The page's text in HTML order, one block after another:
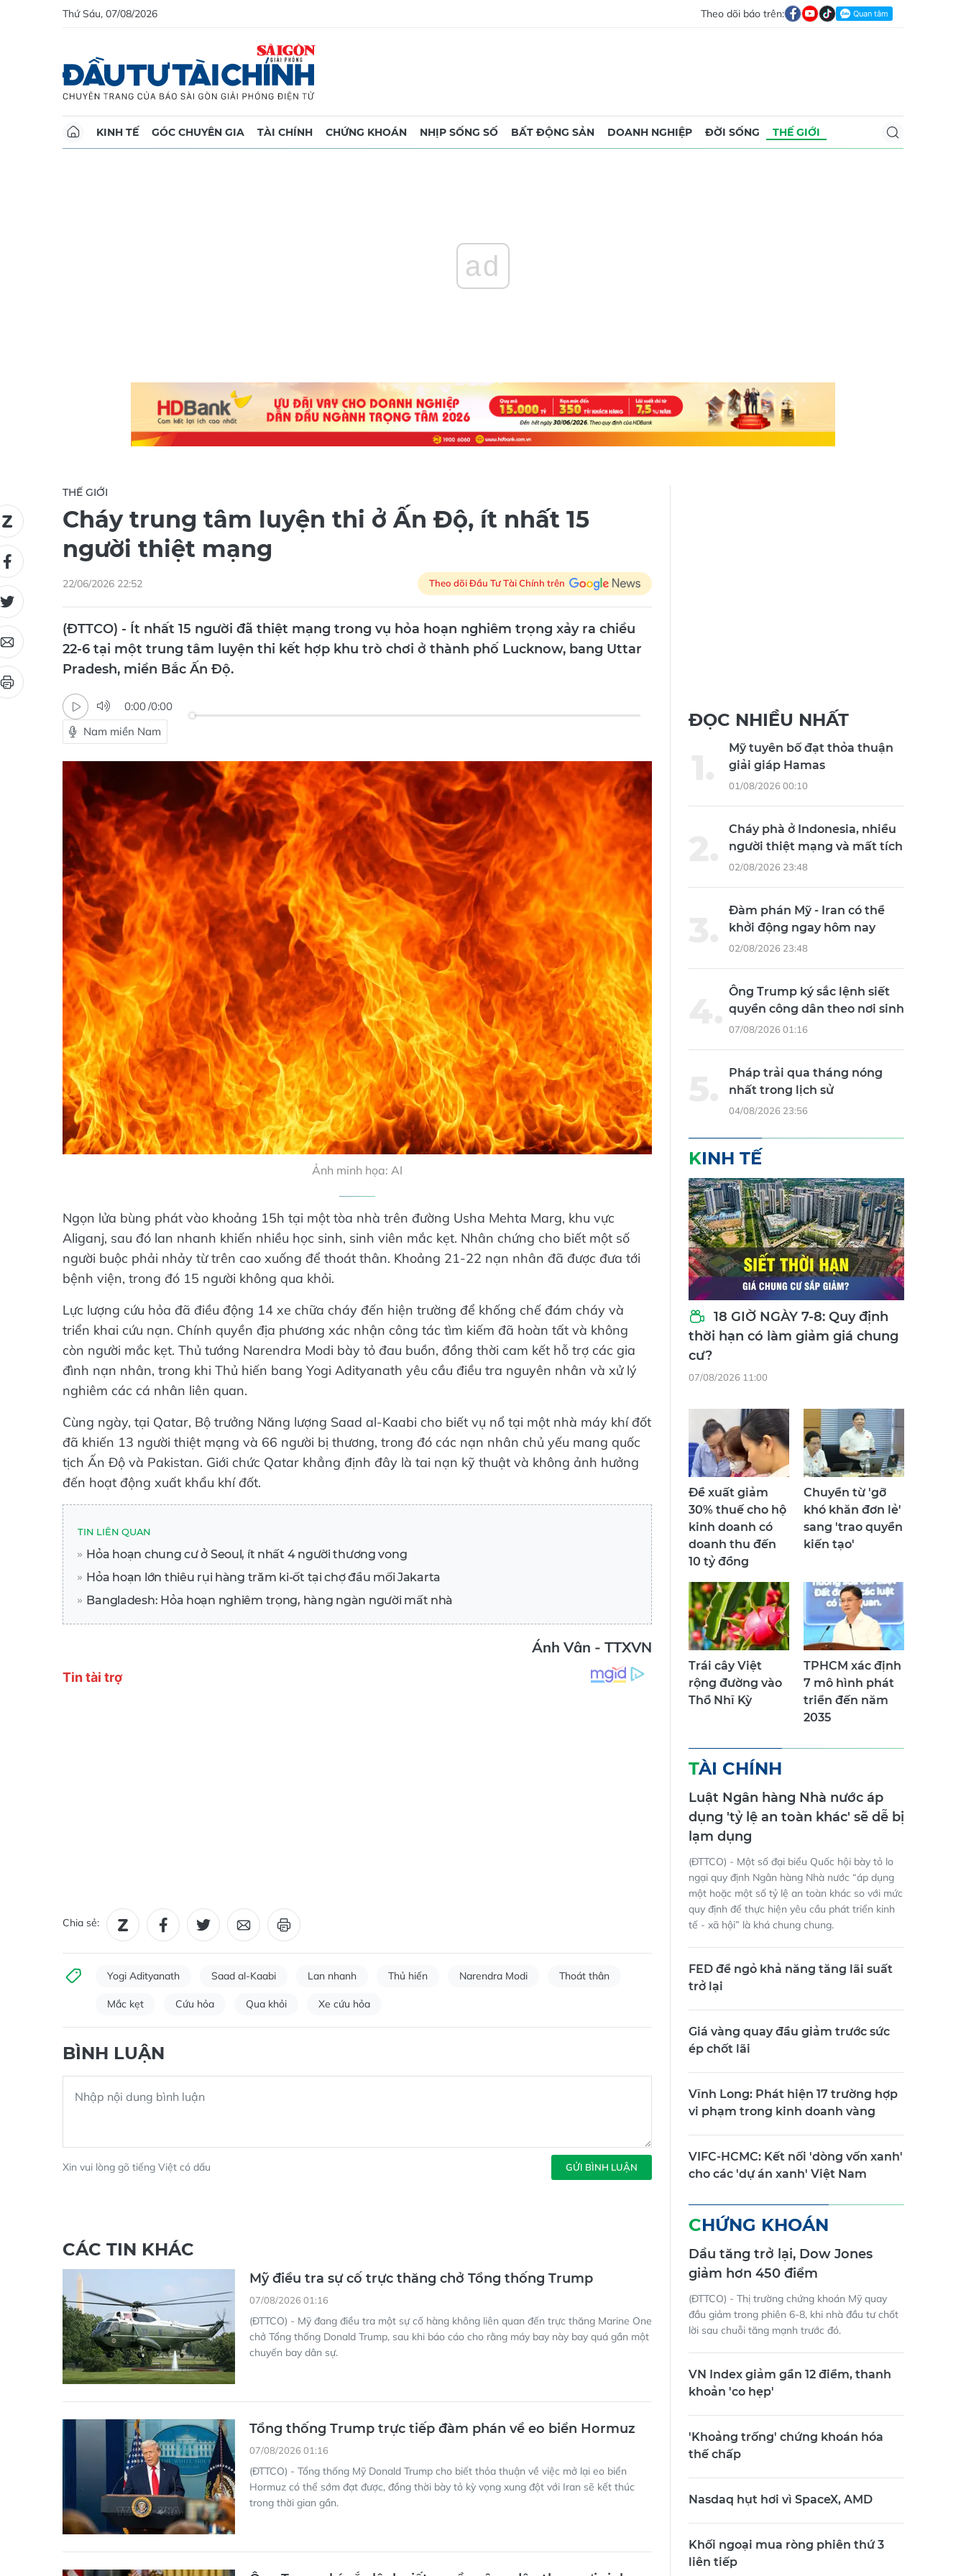
Thứ Sáu, 07/08/2026 Theo dõi báo trên:
KINH TẾ GÓC CHUYÊN GIA TÀI CHÍNH CHỨNG KHOÁN NHỊP SỐNG SỐ BẤT ĐỘNG SẢN DOANH NGHIỆP ĐỜI SỐNG THẾ GIỚI
ad
THẾ GIỚI
Cháy trung tâm luyện thi ở Ấn Độ, ít nhất 15
người thiệt mạng
22/06/2026 22:52 Theo dõi Đầu Tư Tài Chính trên
(ĐTTCO) - Ít nhất 15 người đã thiệt mạng trong vụ hỏa hoạn nghiêm trọng xảy ra chiều
22-6 tại một trung tâm luyện thi kết hợp khu trò chơi ở thành phố Lucknow, bang Uttar
Pradesh, miền Bắc Ấn Độ.
0:00/0:00
Nam miền Nam
Ảnh minh họa: AI
Ngọn lửa bùng phát vào khoảng 15h tại một tòa nhà trên đường Usha Mehta Marg, khu vực
Aliganj, sau đó lan nhanh khiến nhiều học sinh, sinh viên mắc kẹt. Nhân chứng cho biết một số
người buộc phải nhảy từ trên cao xuống để thoát thân. Khoảng 21-22 nạn nhân đã được đưa tới
bệnh viện, trong đó 15 người không qua khỏi.
Lực lượng cứu hỏa đã điều động 14 xe chữa cháy đến hiện trường để khống chế đám cháy và
triển khai cứu nạn. Chính quyền địa phương xác nhận công tác tìm kiếm đã hoàn tất và không
còn người mắc kẹt. Thủ tướng Narendra Modi bày tỏ đau buồn, đồng thời cam kết hỗ trợ các gia
đình nạn nhân, trong khi Thủ hiến bang Yogi Adityanath yêu cầu điều tra nguyên nhân và xử lý
nghiêm các cá nhân liên quan.
Cùng ngày, tại Qatar, Bộ trưởng Năng lượng Saad al-Kaabi cho biết vụ nổ tại một nhà máy khí đốt
đã khiến 13 người thiệt mạng và 66 người bị thương, trong đó các nạn nhân chủ yếu mang quốc
tịch Ấn Độ và Pakistan. Giới chức Qatar khẳng định đây là tai nạn kỹ thuật và không ảnh hưởng
đến hoạt động xuất khẩu khí đốt.
TIN LIÊN QUAN
Hỏa hoạn chung cư ở Seoul, ít nhất 4 người thương vong
Hỏa hoạn lớn thiêu rụi hàng trăm ki-ốt tại chợ đầu mối Jakarta
Bangladesh: Hỏa hoạn nghiêm trọng, hàng ngàn người mất nhà
Ánh Vân - TTXVN
Chia sẻ:
Yogi Adityanath Saad al-Kaabi Lan nhanh Thủ hiến Narendra Modi Thoát thân
Mắc kẹt Cứu hỏa Qua khỏi Xe cứu hỏa
BÌNH LUẬN
Xin vui lòng gõ tiếng Việt có dấu GỬI BÌNH LUẬN
CÁC TIN KHÁC
Mỹ điều tra sự cố trực thăng chở Tổng thống Trump
07/08/2026 01:16
(ĐTTCO) - Mỹ đang điều tra một sự cố hàng không liên quan đến trực thăng Marine One
chở Tổng thống Donald Trump, sau khi báo cáo cho rằng máy bay này bay quá gần một
chuyến bay dân sự.
Tổng thống Trump trực tiếp đàm phán về eo biển Hormuz
07/08/2026 01:16
(ĐTTCO) - Tổng thống Mỹ Donald Trump cho biết thỏa thuận về việc mở lại eo biển
Hormuz có thể sớm đạt được, đồng thời bày tỏ kỳ vọng xung đột với Iran sẽ kết thúc
trong thời gian gần.
ĐỌC NHIỀU NHẤT
Mỹ tuyên bố đạt thỏa thuận
giải giáp Hamas
01/08/2026 00:10
Cháy phà ở Indonesia, nhiều
người thiệt mạng và mất tích
02/08/2026 23:48
Đàm phán Mỹ - Iran có thể
khởi động ngay hôm nay
02/08/2026 23:48
Ông Trump ký sắc lệnh siết
quyền công dân theo nơi sinh
07/08/2026 01:16
Pháp trải qua tháng nóng
nhất trong lịch sử
04/08/2026 23:56
KINH TẾ
18 GIỜ NGÀY 7-8: Quy định
thời hạn có làm giảm giá chung
cư?
07/08/2026 11:00
Đề xuất giảm
30% thuế cho hộ
kinh doanh có
doanh thu đến
10 tỷ đồng
Chuyển từ 'gỡ
khó khăn đơn lẻ'
sang 'trao quyền
kiến tạo'
Trái cây Việt
rộng đường vào
Thổ Nhĩ Kỳ
TPHCM xác định
7 mô hình phát
triển đến năm
2035
TÀI CHÍNH
Luật Ngân hàng Nhà nước áp
dụng 'tỷ lệ an toàn khác' sẽ dễ bị
lạm dụng
(ĐTTCO) - Một số đại biểu Quốc hội bày tỏ lo
ngại quy định Ngân hàng Nhà nước “áp dụng
một hoặc một số tỷ lệ an toàn khác so với mức
quy định để thực hiện yêu cầu phát triển kinh
tế - xã hội” là khá chung chung.
FED để ngỏ khả năng tăng lãi suất
trở lại
Giá vàng quay đầu giảm trước sức
ép chốt lãi
Vĩnh Long: Phát hiện 17 trường hợp
vi phạm trong kinh doanh vàng
VIFC-HCMC: Kết nối 'dòng vốn xanh'
cho các 'dự án xanh' Việt Nam
CHỨNG KHOÁN
Dầu tăng trở lại, Dow Jones
giảm hơn 450 điểm
(ĐTTCO) - Thị trường chứng khoán Mỹ quay
đầu giảm trong phiên 6-8, khi nhà đầu tư chốt
lời sau chuỗi tăng mạnh trước đó.
VN Index giảm gần 12 điểm, thanh
khoản 'co hẹp'
'Khoảng trống' chứng khoán hóa
thế chấp
Nasdaq hụt hơi vì SpaceX, AMD
Khối ngoại mua ròng phiên thứ 3
liên tiếp